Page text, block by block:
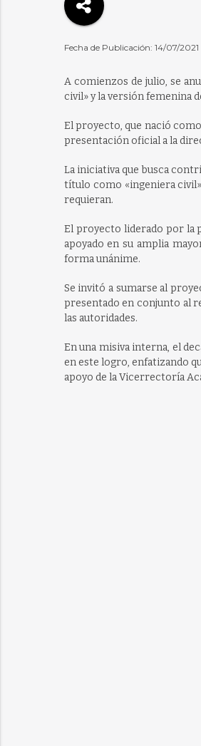
Fecha de Publicación: 14/07/2021
A comienzos de julio, se
civil» y la versión femenina
El proyecto, que nació
presentación oficial a la
La iniciativa que busca
título como «ingeniera
requieran.
El proyecto liderado por la
apoyado en su amplia
forma unánime.
Se invitó a sumarse al
presentado en conjunto al
las autoridades.
En una misiva interna, el
en este logro, enfatizando
apoyo de la Vicerrectoría